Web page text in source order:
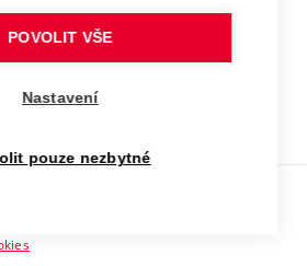
POVOLIT VŠE
Nastavení
pouze nezbytné